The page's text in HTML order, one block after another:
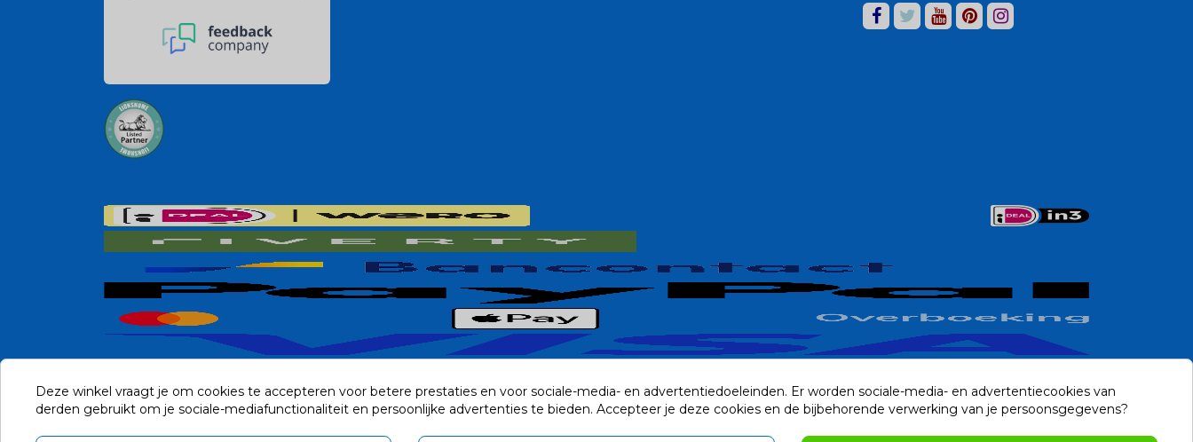
Deze winkel vraagt je om cookies te accepteren voor betere prestaties en voor sociale-media- en advertentiedoeleinden. Er worden sociale-media- en advertentiecookies van
derden gebruikt om je sociale-mediafunctionaliteit en persoonlijke advertenties te bieden. Accepteer je deze cookies en de bijbehorende verwerking van je persoonsgegevens?